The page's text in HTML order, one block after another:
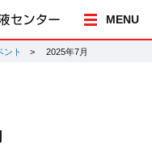
MENU
ント 2025年7月